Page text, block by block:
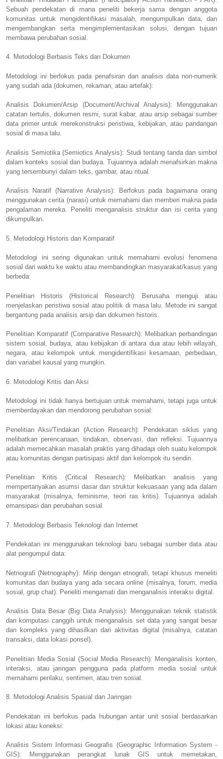
Sebuah pendekatan di mana peneliti bekerja sama dengan anggota
komunitas untuk mengidentifikasi masalah, mengumpulkan data, dan
mengembangkan serta mengimplementasikan solusi, dengan tujuan
membawa perubahan sosial.
4. Metodologi Berbasis Teks dan Dokumen
Metodologi ini berfokus pada penafsiran dan analisis data non-numerik
yang sudah ada (dokumen, rekaman, atau artefak):
Analisis Dokumen/Arsip (Document/Archival Analysis): Menggunakan
catatan tertulis, dokumen resmi, surat kabar, atau arsip sebagai sumber
data primer untuk merekonstruksi peristiwa, kebijakan, atau pandangan
sosial di masa lalu.
Analisis Semiotika (Semiotics Analysis): Studi tentang tanda dan simbol
dalam konteks sosial dan budaya. Tujuannya adalah menafsirkan makna
yang tersembunyi dalam teks, gambar, atau ritual.
Analisis Naratif (Narrative Analysis): Berfokus pada bagaimana orang
menggunakan cerita (narasi) untuk memahami dan memberi makna pada
pengalaman mereka. Peneliti menganalisis struktur dan isi cerita yang
dikumpulkan.
5. Metodologi Historis dan Komparatif
Metodologi ini sering digunakan untuk memahami evolusi fenomena
sosial dari waktu ke waktu atau membandingkan masyarakat/kasus yang
berbeda:
Penelitian Historis (Historical Research): Berusaha menguji atau
menjelaskan peristiwa sosial atau politik di masa lalu. Metode ini sangat
bergantung pada analisis arsip dan dokumen historis.
Penelitian Komparatif (Comparative Research): Melibatkan perbandingan
sistem sosial, budaya, atau kebijakan di antara dua atau lebih wilayah,
negara, atau kelompok untuk mengidentifikasi kesamaan, perbedaan,
dan variabel kausal yang mungkin.
6. Metodologi Kritis dan Aksi
Metodologi ini tidak hanya bertujuan untuk memahami, tetapi juga untuk
memberdayakan dan mendorong perubahan sosial:
Penelitian Aksi/Tindakan (Action Research): Pendekatan siklus yang
melibatkan perencanaan, tindakan, observasi, dan refleksi. Tujuannya
adalah memecahkan masalah praktis yang dihadapi oleh suatu kelompok
atau komunitas dengan partisipasi aktif dari kelompok itu sendiri.
Penelitian Kritis (Critical Research): Melibatkan analisis yang
mempertanyakan asumsi dasar dan struktur kekuasaan yang ada dalam
masyarakat (misalnya, feminisme, teori ras kritis). Tujuannya adalah
emansipasi dan perubahan sosial.
7. Metodologi Berbasis Teknologi dan Internet
Pendekatan ini menggunakan teknologi baru sebagai sumber data atau
alat pengumpul data:
Netnografi (Netnography): Mirip dengan etnografi, tetapi khusus meneliti
komunitas dan budaya yang ada secara online (misalnya, forum, media
sosial, grup chat). Peneliti mengamati dan menganalisis interaksi digital.
Analisis Data Besar (Big Data Analysis): Menggunakan teknik statistik
dan komputasi canggih untuk menganalisis set data yang sangat besar
dan kompleks yang dihasilkan dari aktivitas digital (misalnya, catatan
transaksi, data lokasi ponsel).
Penelitian Media Sosial (Social Media Research): Menganalisis konten,
interaksi, atau jaringan pengguna pada platform media sosial untuk
memahami perilaku, sentimen, atau tren sosial.
8. Metodologi Analisis Spasial dan Jaringan
Pendekatan ini berfokus pada hubungan antar unit sosial berdasarkan
lokasi atau koneksi:
Analisis Sistem Informasi Geografis (Geographic Information System -
GIS): Menggunakan perangkat lunak GIS untuk memetakan,